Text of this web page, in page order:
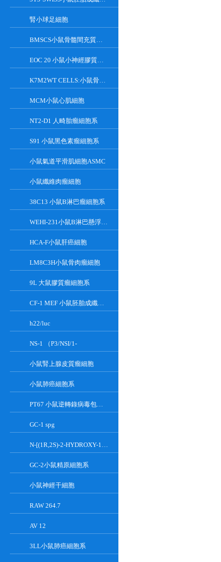
腎小球足細胞
BMSCS小鼠骨髓間充質干細胞
EOC 20 小鼠小神經膠質細胞系
K7M2WT CELLS:小鼠骨肉瘤成骨細胞系
MCM小鼠心肌細胞
NT2-D1 人畸胎瘤細胞系
S91 小鼠黑色素瘤細胞系
小鼠氣道平滑肌細胞ASMC
小鼠纖維肉瘤細胞
38C13 小鼠B淋巴瘤細胞系
WEHI-231小鼠B淋巴懸浮細胞系
HCA-F小鼠肝癌細胞
LM8C3H小鼠骨肉瘤細胞
9L 大鼠膠質瘤細胞系
CF-1 MEF 小鼠胚胎成纖維細胞系
h22/luc
NS-1 （P3/NSI/1-
小鼠腎上腺皮質瘤細胞
小鼠肺癌細胞系
PT67 小鼠逆轉錄病毒包裝細胞系
GC-1 spg
N-[(1R,2S)-2-HYDROXY-1-HYDROXYMETHYL-2-(2-TRIDECYL-1-CYCLOPROPENYL)ETHYL]OCT;GT-11
GC-2小鼠精原細胞系
小鼠神經干細胞
RAW 264.7
AV 12
3LL小鼠肺癌細胞系